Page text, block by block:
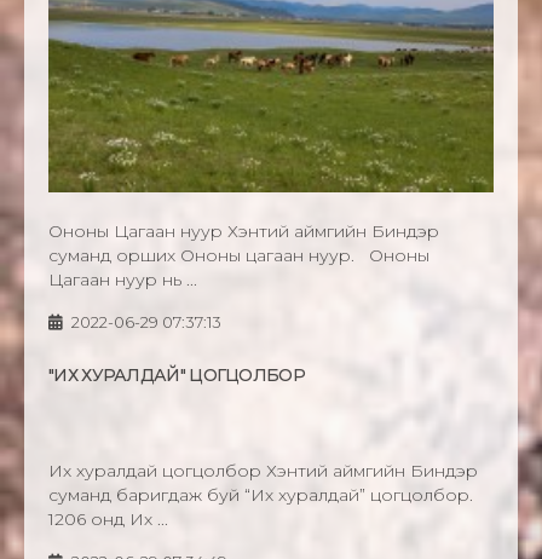
Ононы Цагаан нуур Хэнтий аймгийн Биндэр
суманд орших Ононы цагаан нуур. Ононы
Цагаан нуур нь ...
2022-06-29 07:37:13
"ИХ ХУРАЛДАЙ" ЦОГЦОЛБОР
Их хуралдай цогцолбор Хэнтий аймгийн Биндэр
суманд баригдаж буй “Их хуралдай” цогцолбор.
1206 онд Их ...